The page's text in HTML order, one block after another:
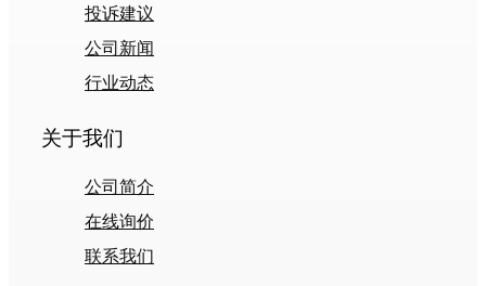
投诉建议
公司新闻
行业动态
关于我们
公司简介
在线询价
联系我们